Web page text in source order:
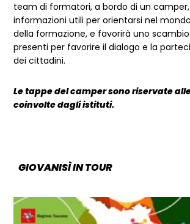
team di formatori, a bordo di un
informazioni utili per orientarsi nel
della formazione, e favorirà uno
presenti per favorire il dialogo e la
dei cittadini.
Le tappe del camper sono riservate
coinvolte dagli istituti.
CATEGORIA:
GIOVANISÌ IN TOUR